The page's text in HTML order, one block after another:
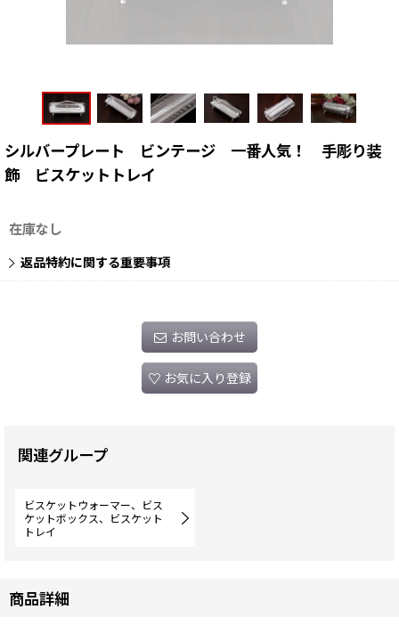
シルバープレート ビンテージ 一番人気！ 手彫り装
飾 ビスケットトレイ
在庫なし
返品特約に関する重要事項
お問い合わせ
お気に入り登録
関連グループ
ビスケットウォーマー、ビス
ケットボックス、ビスケット
トレイ
商品詳細